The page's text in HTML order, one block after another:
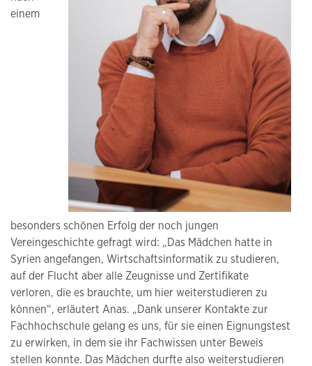
einem
besonders schönen Erfolg der noch jungen
Vereingeschichte gefragt wird: „Das Mädchen hatte in
Syrien angefangen, Wirtschaftsinformatik zu studieren,
auf der Flucht aber alle Zeugnisse und Zertifikate
verloren, die es brauchte, um hier weiterstudieren zu
können“, erläutert Anas. „Dank unserer Kontakte zur
Fachhochschule gelang es uns, für sie einen Eignungstest
zu erwirken, in dem sie ihr Fachwissen unter Beweis
stellen konnte. Das Mädchen durfte also weiterstudieren